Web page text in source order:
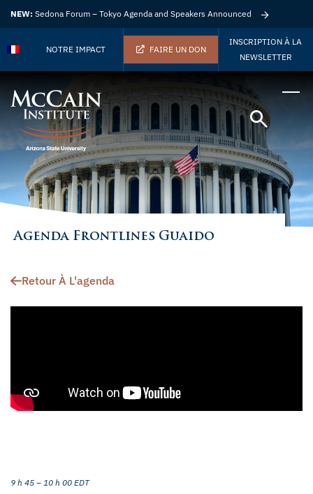
NEW: Sedona Forum – Tokyo Agenda and Speakers Announced
NOTRE IMPACT FAIRE UN DON
INSCRIPTION À LA
NEWSLETTER
Agenda Frontlines Guaido
Retour À L'agenda
9 h 45 – 10 h 00 EDT